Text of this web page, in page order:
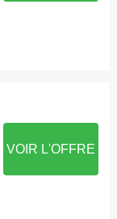
VOIR L'OFFRE